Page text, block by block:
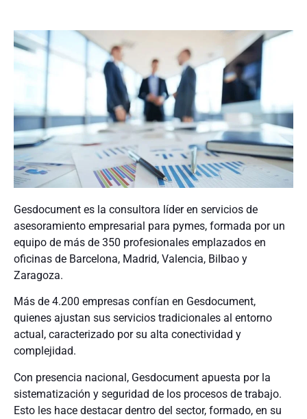
Gesdocument es la consultora líder en servicios de
asesoramiento empresarial para pymes, formada por un
equipo de más de 350 profesionales emplazados en
oficinas de Barcelona, Madrid, Valencia, Bilbao y
Zaragoza.
Más de 4.200 empresas confían en Gesdocument,
quienes ajustan sus servicios tradicionales al entorno
actual, caracterizado por su alta conectividad y
complejidad.
Con presencia nacional, Gesdocument apuesta por la
sistematización y seguridad de los procesos de trabajo.
Esto les hace destacar dentro del sector, formado, en su